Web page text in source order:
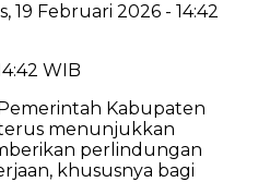
19 Februari 2026 - 14:42
WIB
Kabupaten
menunjukkan
perlindungan
khususnya bagi